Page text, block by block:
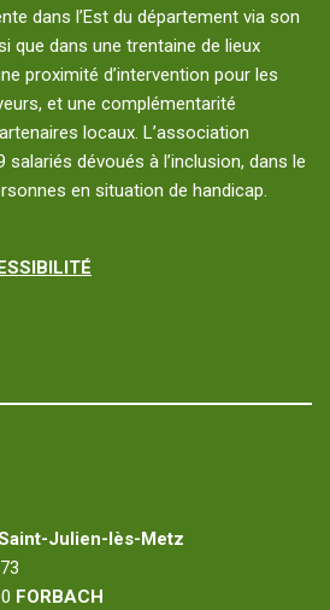
dans l’Est du département via son
que dans une trentaine de lieux
proximité d’intervention pour les
et une complémentarité
locaux. L’association
dévoués à l’inclusion, dans le
en situation de handicap.
Julien-lès-Metz
FORBACH